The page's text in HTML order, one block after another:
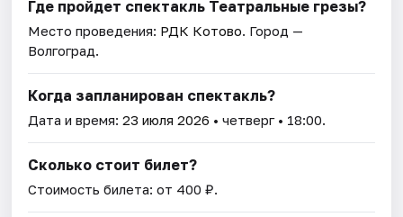
Где пройдет спектакль Театральные грезы?
Место проведения: РДК Котово. Город —
Волгоград.
Когда запланирован спектакль?
Дата и время:23 июля 2026 • четверг • 18:00.
Сколько стоит билет?
Стоимость билета: от 400 ₽.